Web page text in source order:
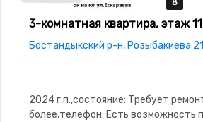
8
8
8
8
8
3-комнатная квартира, этаж 11
Бостандыкский р-н, Розыбакиева
2024 г.п.,состояние: Требует
более,телефон: Есть возможность